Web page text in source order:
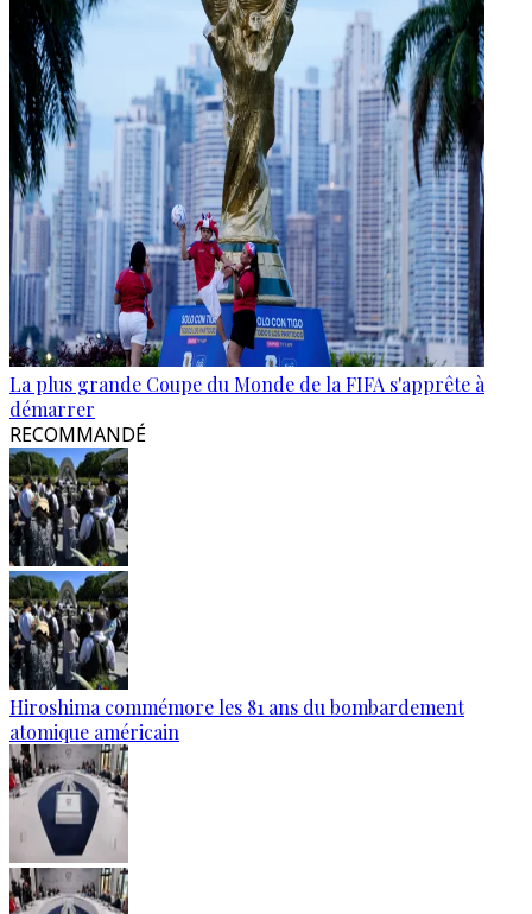
La plus grande Coupe du Monde de la FIFA s'apprête à
démarrer
RECOMMANDÉ
Hiroshima commémore les 81 ans du bombardement
atomique américain